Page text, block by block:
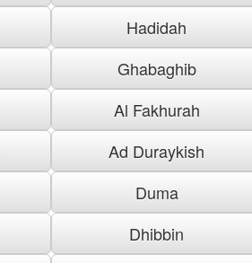
Hadidah
Ghabaghib
Al Fakhurah
Ad Duraykish
Duma
Dhibbin